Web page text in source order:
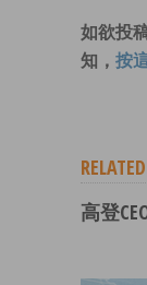
如欲投
知， 按
高登